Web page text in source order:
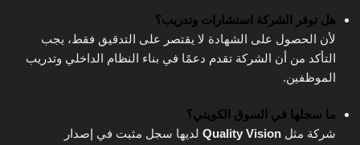
هل توفر الشركة استشارات وتدريب؟
لأن الحصول على الشهادة لا يقتصر على التدقيق فقط، يجب
التأكد من أن الشركة تقدم دعمًا في بناء النظام الداخلي وتدريب
الموظفين.
ما سجلها في السوق الكويتي؟
شركة مثل Quality Vision لديها سجل مثبت في إصدار